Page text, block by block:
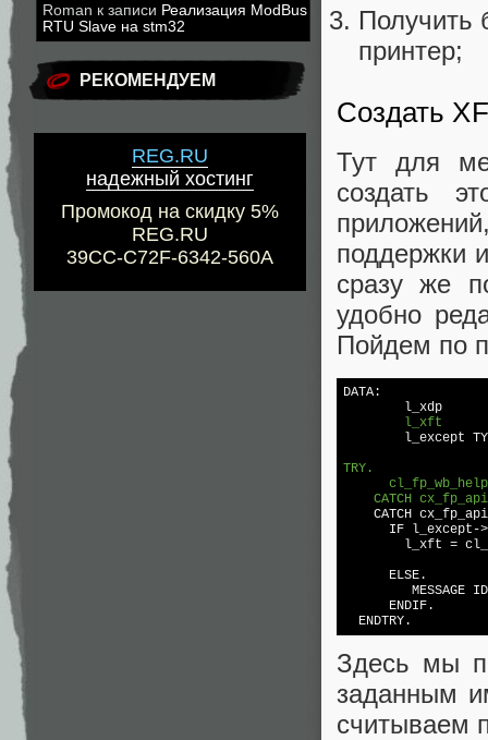
Roman к записи Реализация ModBus
RTU Slave на stm32
РЕКОМЕНДУЕМ
REG.RU
надежный хостинг
Промокод на скидку 5%
REG.RU
39CC-C72F-6342-560A
Получить
принтер;
Создать
Тут для
создать
поддержки
сразу же
удобно
Пойдем по
DATA:
l_xdp
l_xft
l_except
TRY.
CATCH
CATCH
IF l_except-
l_xft =
      ELSE.
MESSAGE
      ENDIF.
Здесь мы
заданным
считываем